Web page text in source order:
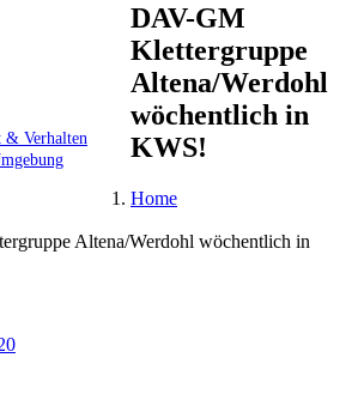
& Verhalten
DAV-GM
Klettergruppe
Altena/Werdohl
wöchentlich in
KWS!
Home
Altena/Werdohl wöchentlich in